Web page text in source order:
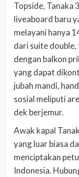
Topside, Tanaka
liveaboard baru
melayani hanya
dari suite
dengan balkon
yang dapat
jubah mandi,
sosial meliputi
dek berjemur.
Awak kapal
yang luar biasa
menciptakan
Indonesia.